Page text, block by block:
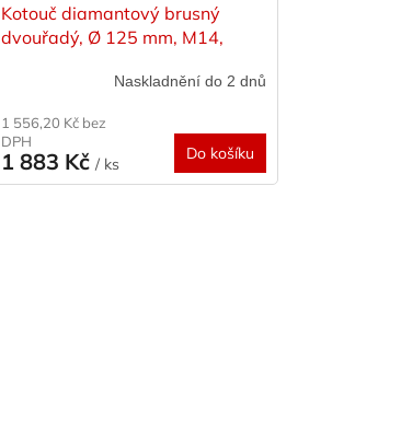
Kotouč diamantový brusný
dvouřadý, Ø 125 mm, M14,
Naskladnění do 2 dnů
1 556,20 Kč bez
DPH
1 883 Kč/ ks
Do košíku